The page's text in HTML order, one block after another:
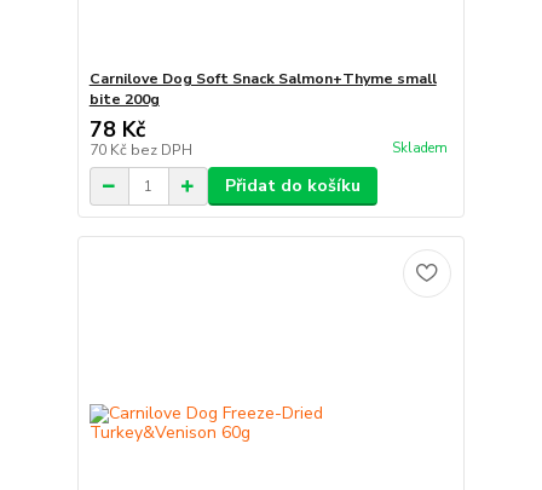
Carnilove Dog Soft Snack Salmon+Thyme small
bite 200g
78 Kč
70 Kč bez DPH Skladem
Přidat do košíku